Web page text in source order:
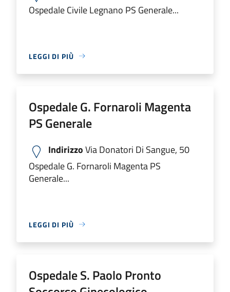
Ospedale Civile Legnano PS Generale...
LEGGI DI PIÙ
Ospedale G. Fornaroli Magenta
PS Generale
IndirizzoVia Donatori Di Sangue, 50
Ospedale G. Fornaroli Magenta PS
Generale...
LEGGI DI PIÙ
Ospedale S. Paolo Pronto